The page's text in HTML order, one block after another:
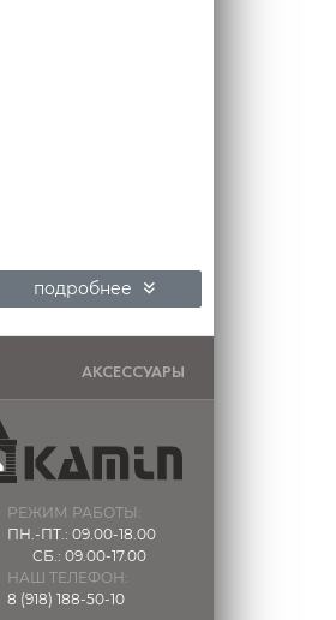
подробнее
АКСЕССУАРЫ
РЕЖИМ РАБОТЫ:
ПН.-ПТ.: 09.00-18.00
СБ.: 09.00-17.00
НАШ ТЕЛЕФОН:
8 (918) 188-50-10